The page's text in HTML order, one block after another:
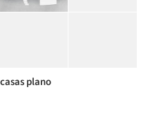
casas plano